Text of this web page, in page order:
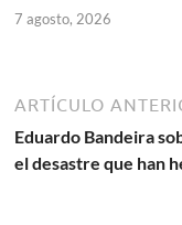
7 agosto, 2026
ARTÍCULO
Eduardo Bandeira
el desastre que han